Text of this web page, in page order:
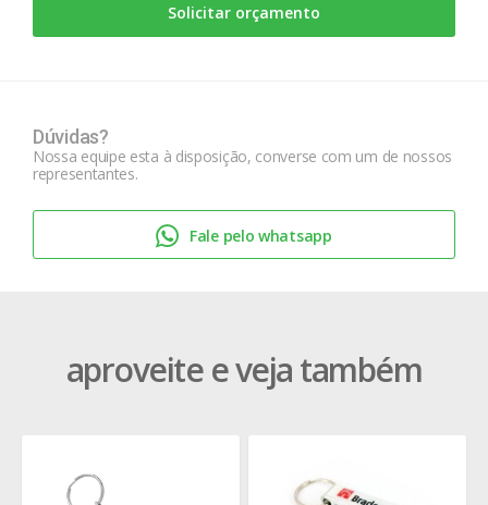
Solicitar orçamento
Dúvidas?
Nossa equipe esta à disposição, converse com um de nossos
representantes.
Fale pelo whatsapp
aproveite e veja também